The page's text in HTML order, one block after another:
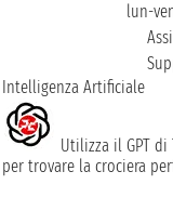
lun-
Intelligenza Artificiale
Utilizza il GPT
per trovare la crociera